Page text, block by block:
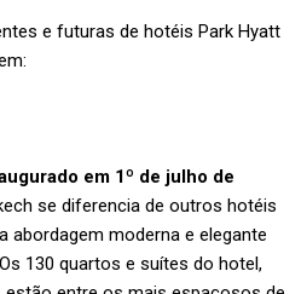
e futuras de hotéis Park Hyatt
em 1º de julho de
se diferencia de outros hotéis
abordagem moderna e elegante
130 quartos e suítes do hotel,